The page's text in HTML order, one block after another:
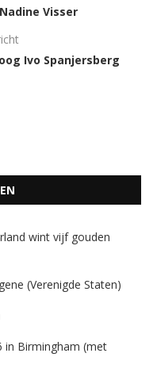
Visser
Ivo Spanjersberg
wint vijf gouden
(Verenigde Staten)
in Birmingham (met